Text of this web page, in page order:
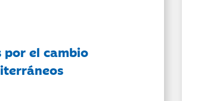
por el cambio